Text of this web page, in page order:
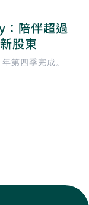
陪伴超過
股東
第四季完成。